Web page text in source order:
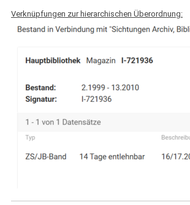
Verknüpfungen zur hierarchischen Überordnung: